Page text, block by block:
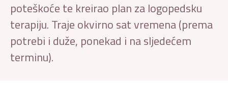
poteškoće te kreirao plan za logopedsku
terapiju. Traje okvirno sat vremena (prema
potrebi i duže, ponekad i na sljedećem
terminu).